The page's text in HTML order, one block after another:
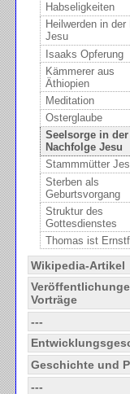
Habseligkeiten
Heilwerden in der
Jesu
Isaaks Opferung
Kämmerer aus
Äthiopien
Meditation
Osterglaube
Seelsorge in der
Nachfolge Jesu
Stammmütter
Sterben als
Geburtsvorgang
Struktur des
Gottesdienstes
Thomas ist
Wikipedia-Artikel
Vorträge
---
Geschichte und
---